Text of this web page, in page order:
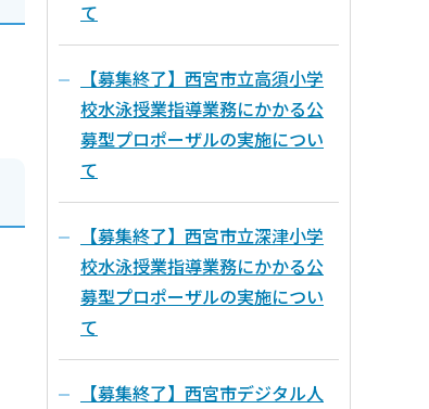
て
【募集終了】西宮市立高須小学
校水泳授業指導業務にかかる公
募型プロポーザルの実施につい
て
【募集終了】西宮市立深津小学
校水泳授業指導業務にかかる公
募型プロポーザルの実施につい
て
【募集終了】西宮市デジタル人